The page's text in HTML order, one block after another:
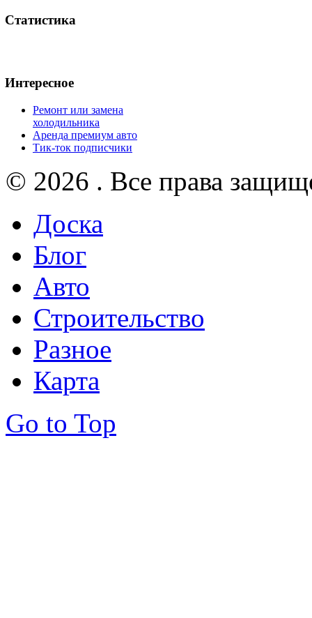
Статистика
Интересное
Ремонт или замена
холодильника
Аренда премиум авто
Тик-ток подписчики
© 2026 . Все права
Доска
Блог
Авто
Строительство
Разное
Карта
Go to Top